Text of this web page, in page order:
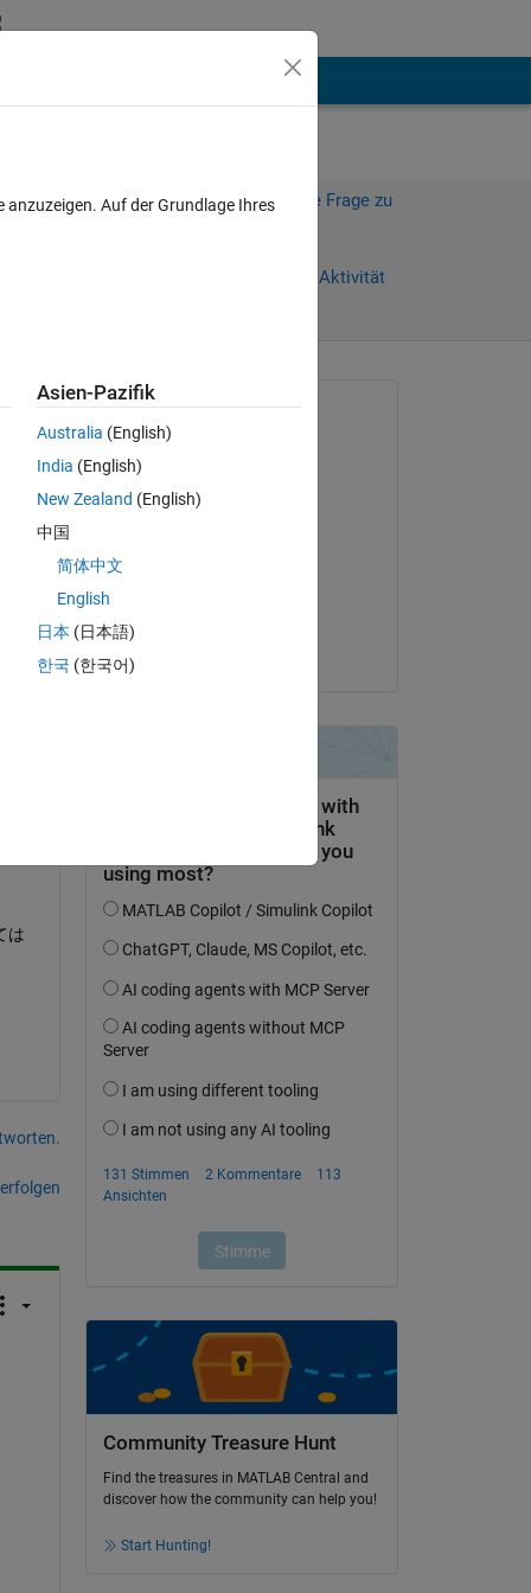
Melden Sie sich an, um diese Frage zu
Anmelden, um Aktivität
は
qrqr
am 8 Okt. 2019
am 14 Okt. 2019
Akzeptiert:
Community Treasure Hunt
Find the treasures in MATLAB Central and
discover how the community can help you!
Start Hunting!
Auf der Grundlage Ihres
Asien-Pazifik
Australia (English)
India (English)
New Zealand (English)
中国
简体中文
English
日本 (日本語)
한국 (한국어)